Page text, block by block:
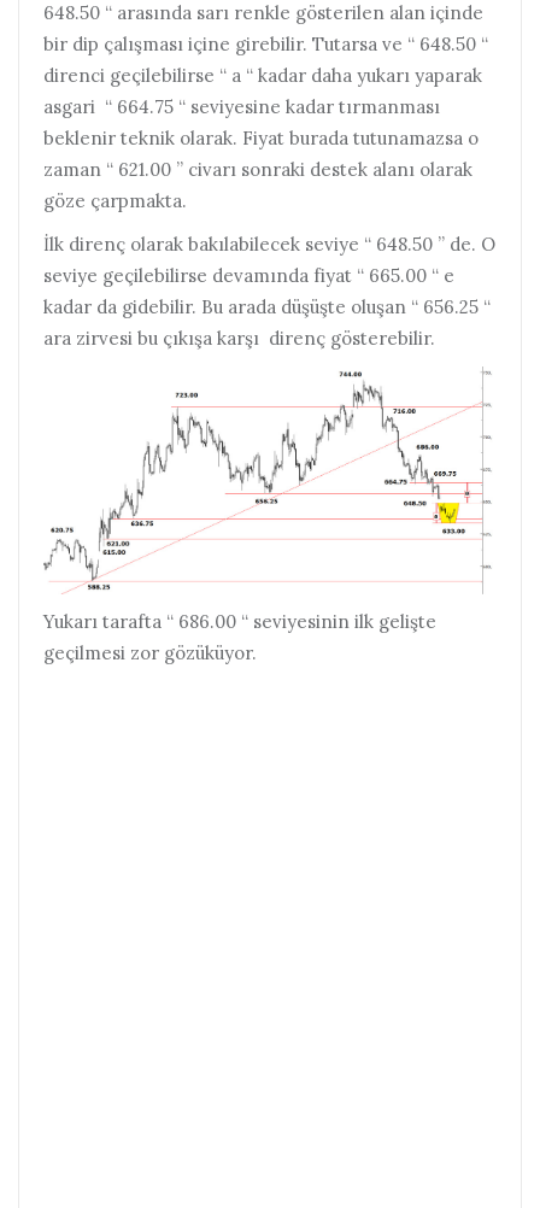
648.50 “ arasında sarı renkle gösterilen alan içinde
bir dip çalışması içine girebilir. Tutarsa ve “ 648.50 “
direnci geçilebilirse “ a “ kadar daha yukarı yaparak
asgari “ 664.75 “ seviyesine kadar tırmanması
beklenir teknik olarak. Fiyat burada tutunamazsa o
zaman “ 621.00 ” civarı sonraki destek alanı olarak
göze çarpmakta.
İlk direnç olarak bakılabilecek seviye “ 648.50 ” de. O
seviye geçilebilirse devamında fiyat “ 665.00 “ e
kadar da gidebilir. Bu arada düşüşte oluşan “ 656.25 “
ara zirvesi bu çıkışa karşı direnç gösterebilir.
Yukarı tarafta “ 686.00 “ seviyesinin ilk gelişte
geçilmesi zor gözüküyor.